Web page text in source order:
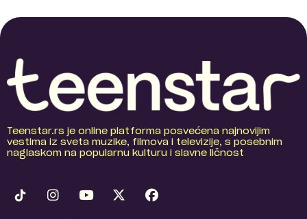
Teenstar.rs je online platforma posvećena najnovijim
vestima iz sveta muzike, filmova i televizije, s posebnim
naglaskom na popularnu kulturu i slavne ličnost